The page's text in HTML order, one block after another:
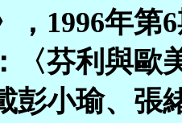
，1996年第
〈芬利與歐
彭小瑜、張